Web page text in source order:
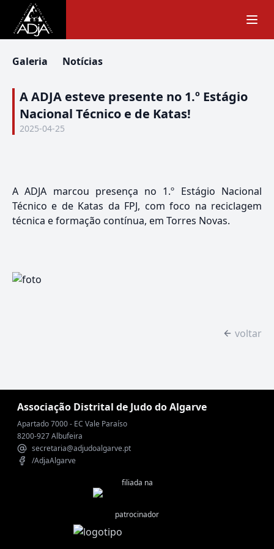
Galeria Notícias
A ADJA esteve presente no 1.º Estágio
Nacional Técnico e de Katas!
2025-04-25
A ADJA marcou presença no 1.º Estágio Nacional
Técnico e de Katas da FPJ, com foco na reciclagem
técnica e formação contínua, em Torres Novas.
voltar
Associação Distrital de Judo do Algarve
Apartado 7000 - EC Vale Paraíso
8200-927 Albufeira
secretaria@adjudoalgarve.pt
/AdjaAlgarve
filiada na
patrocinador